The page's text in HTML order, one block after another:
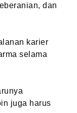
dan
karier
selama
juga harus